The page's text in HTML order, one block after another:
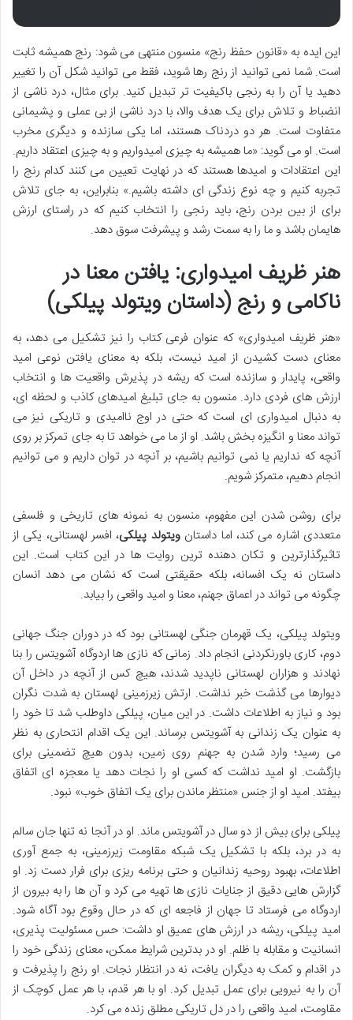
این ایده به «قانون حفظ رنج» منسون منتهی می شود: رنج همیشه ثابت
است. شما نمی توانید از رنج رها شوید، فقط می توانید شکل آن را تغییر
دهید یا آن را به رنجی باکیفیت تر تبدیل کنید. برای مثال، درد ناشی از
انضباط و تلاش برای یک هدف والا، با درد ناشی از بی عملی و پشیمانی
متفاوت است. هر دو دردناک هستند، اما یکی سازنده و دیگری مخرب
است. او می گوید: «ما همیشه به چیزی امیدواریم و به چیزی اعتقاد داریم.
این اعتقادات و امیدها هستند که در نهایت تعیین می کنند کدام رنج را
تجربه کنیم و چه نوع زندگی ای داشته باشیم.» بنابراین، به جای تلاش
برای از بین بردن رنج، باید رنجی را انتخاب کنیم که در راستای ارزش
هایمان باشد و ما را به سمت رشد و پیشرفت سوق دهد.
هنر ظریف امیدواری: یافتن معنا در
ناکامی و رنج (داستان ویتولد پیلکی)
«هنر ظریف امیدواری» که عنوان فرعی کتاب را نیز تشکیل می دهد، به
معنای دست کشیدن از امید نیست، بلکه به معنای یافتن نوعی امید
واقعی، پایدار و سازنده است که ریشه در پذیرش واقعیت ها و انتخاب
ارزش های فردی دارد. منسون به جای تبلیغ امیدهای کاذب و لحظه ای،
به دنبال امیدواری ای است که حتی در اوج ناامیدی و تاریکی نیز می
تواند معنا و انگیزه بخش باشد. او از ما می خواهد تا به جای تمرکز بر روی
آنچه که نداریم یا نمی توانیم باشیم، بر آنچه در توان داریم و می توانیم
انجام دهیم، متمرکز شویم.
برای روشن شدن این مفهوم، منسون به نمونه های تاریخی و فلسفی
متعددی اشاره می کند، اما داستانویتولد پیلکی، افسر لهستانی، یکی از
تاثیرگذارترین و تکان دهنده ترین روایت ها در این کتاب است. این
داستان نه یک افسانه، بلکه حقیقتی است که نشان می دهد انسان
چگونه می تواند در اعماق جهنم، معنا و امید واقعی را بیابد.
ویتولد پیلکی، یک قهرمان جنگی لهستانی بود که در دوران جنگ جهانی
دوم، کاری باورنکردنی انجام داد. زمانی که نازی ها اردوگاه آشویتس را بنا
نهادند و هزاران لهستانی ناپدید شدند، هیچ کس از آنچه در داخل آن
دیوارها می گذشت خبر نداشت. ارتش زیرزمینی لهستان به شدت نگران
بود و نیاز به اطلاعات داشت. در این میان، پیلکی داوطلب شد تا خود را
به عنوان یک زندانی به آشویتس برساند. این یک اقدام انتحاری به نظر
می رسید؛ وارد شدن به جهنم روی زمین، بدون هیچ تضمینی برای
بازگشت. او امید نداشت که کسی او را نجات دهد یا معجزه ای اتفاق
بیفتد. امید او از جنس «منتظر ماندن برای یک اتفاق خوب» نبود.
پیلکی برای بیش از دو سال در آشویتس ماند. او در آنجا نه تنها جان سالم
به در برد، بلکه با تشکیل یک شبکه مقاومت زیرزمینی، به جمع آوری
اطلاعات، بهبود روحیه زندانیان و حتی برنامه ریزی برای فرار دست زد. او
گزارش هایی دقیق از جنایات نازی ها تهیه می کرد و آن ها را به بیرون از
اردوگاه می فرستاد تا جهان از فاجعه ای که در حال وقوع بود آگاه شود.
امید پیلکی، ریشه در ارزش های عمیق او داشت: حس مسئولیت پذیری،
انسانیت و مقابله با ظلم. او در بدترین شرایط ممکن، معنای زندگی خود را
در اقدام و کمک به دیگران یافت، نه در انتظار نجات. او رنج را پذیرفت و
آن را به نیرویی برای عمل تبدیل کرد. او با هر قدم، با هر عمل کوچک از
مقاومت، امید واقعی را در دل تاریکی مطلق زنده می کرد.